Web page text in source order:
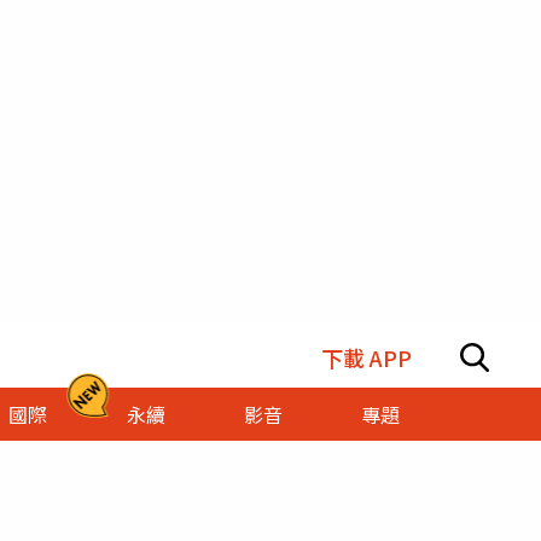
下載 APP
國際 永續 影音
專題